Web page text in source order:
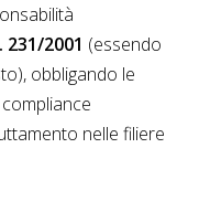
231/2001 (essendo
obbligando le
nelle filiere